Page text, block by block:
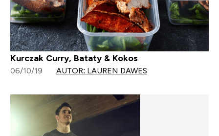
Kurczak Curry, Bataty & Kokos
06/10/19 AUTOR: LAUREN DAWES